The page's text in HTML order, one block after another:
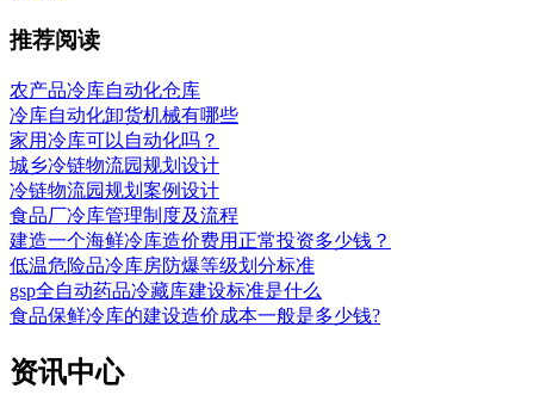
推荐阅读
农产品冷库自动化仓库
冷库自动化卸货机械有哪些
家用冷库可以自动化吗？
城乡冷链物流园规划设计
冷链物流园规划案例设计
食品厂冷库管理制度及流程
建造一个海鲜冷库造价费用正常投资多少钱？
低温危险品冷库房防爆等级划分标准
gsp全自动药品冷藏库建设标准是什么
食品保鲜冷库的建设造价成本一般是多少钱?
资讯中心